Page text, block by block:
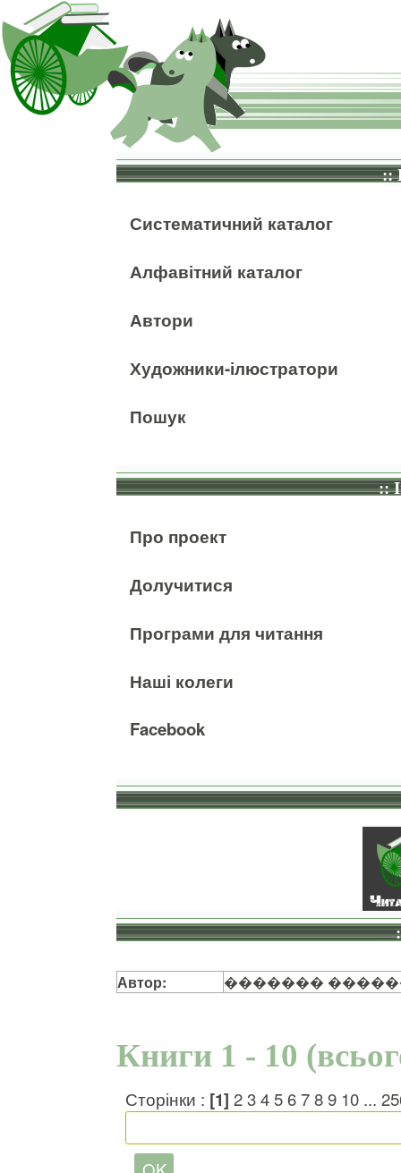
::
Систематичний каталог
Алфавітний каталог
Автори
Художники-ілюстратори
Пошук
::
Про проект
Долучитися
Програми для читання
Наші колеги
Facebook
Автор: �������
Книги 1 - 10
Сторінки : [1] 23456789 10 ...